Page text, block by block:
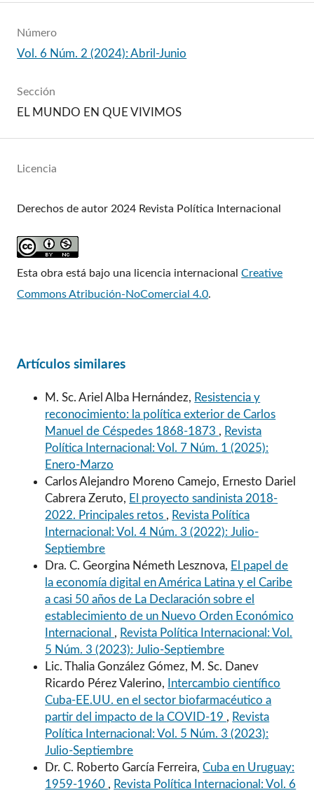
Número
Vol. 6 Núm. 2 (2024): Abril-Junio
Sección
EL MUNDO EN QUE VIVIMOS
Licencia
Derechos de autor 2024 Revista Política Internacional
Esta obra está bajo una licencia internacionalCreative
Commons Atribución-NoComercial 4.0.
Artículos similares
M. Sc. Ariel Alba Hernández, Resistencia y
reconocimiento: la política exterior de Carlos
Manuel de Céspedes 1868-1873 , Revista
Política Internacional: Vol. 7 Núm. 1 (2025):
Enero-Marzo
Carlos Alejandro Moreno Camejo, Ernesto Dariel
Cabrera Zeruto, El proyecto sandinista 2018-
2022. Principales retos , Revista Política
Internacional: Vol. 4 Núm. 3 (2022): Julio-
Septiembre
Dra. C. Georgina Németh Lesznova, El papel de
la economía digital en América Latina y el Caribe
a casi 50 años de La Declaración sobre el
establecimiento de un Nuevo Orden Económico
Internacional , Revista Política Internacional: Vol.
5 Núm. 3 (2023): Julio-Septiembre
Lic. Thalia González Gómez, M. Sc. Danev
Ricardo Pérez Valerino,
Intercambio científico
Cuba-EE.UU. en el sector biofarmacéutico a
partir del impacto de la COVID-19 , Revista
Política Internacional: Vol. 5 Núm. 3 (2023):
Julio-Septiembre
Dr. C. Roberto García Ferreira,Cuba en Uruguay:
1959-1960 , Revista Política Internacional: Vol. 6